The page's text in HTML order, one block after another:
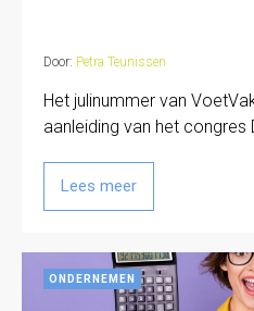
Door: Petra Teunissen
Het julinummer van
aanleiding van het congres
Lees meer
ONDERNEMEN